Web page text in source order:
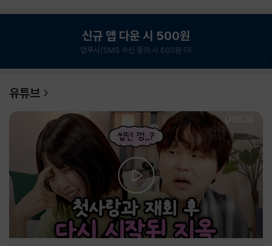
신규 앱 다운 시 500원
앱푸시/SMS 수신 동의 시 600원 더!
유튜브